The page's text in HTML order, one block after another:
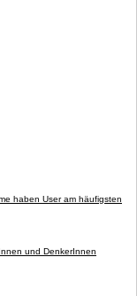
haben User am häufigsten
und DenkerInnen